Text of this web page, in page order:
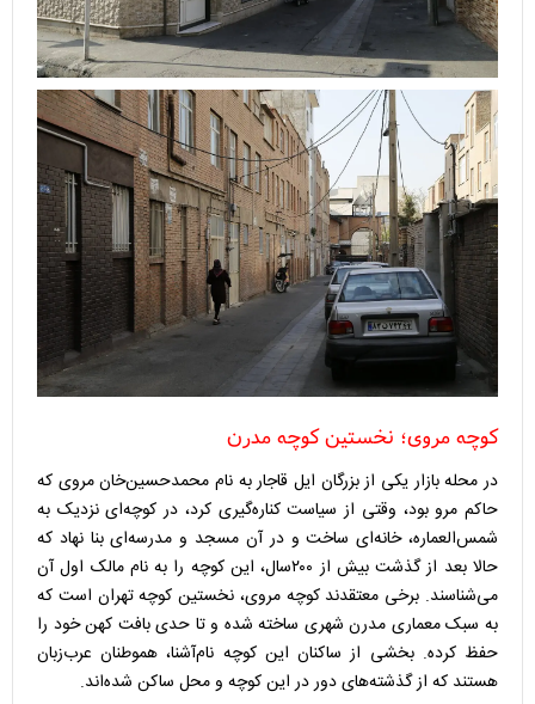
کوچه مروی؛ نخستین کوچه مدرن
در محله بازار یکی از بزرگان ایل قاجار به نام محمدحسین‌خان مروی که
حاکم مرو بود، وقتی از سیاست کناره‌گیری کرد، در کوچه‌ای نزدیک به
شمس‌العماره، خانه‌ای ساخت و در آن مسجد و مدرسه‌ای بنا نهاد که
حالا بعد از گذشت بیش از ۲۰۰سال، این کوچه را به نام مالک اول آن
می‌شناسند. برخی معتقدند کوچه مروی، نخستین کوچه تهران است که
به سبک معماری مدرن شهری ساخته شده و تا حدی بافت کهن خود را
حفظ کرده. بخشی از ساکنان این کوچه نام‌آشنا، هموطنان عرب‌زبان
هستند که از گذشته‌های دور در این کوچه و محل ساکن شده‌اند.